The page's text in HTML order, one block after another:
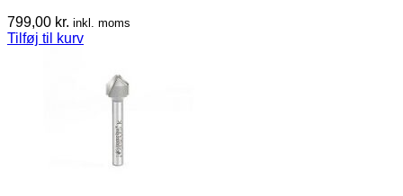
799,00 kr. inkl. moms
Tilføj til kurv